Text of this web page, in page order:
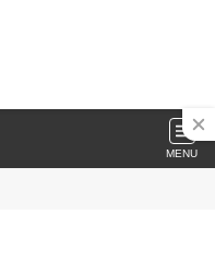
MENU